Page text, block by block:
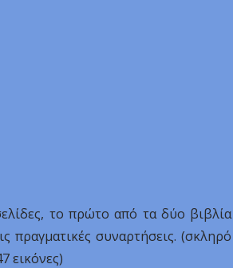
το πρώτο από τα δύο βιβλία
πραγματικές συναρτήσεις. (σκληρό
εικόνες)